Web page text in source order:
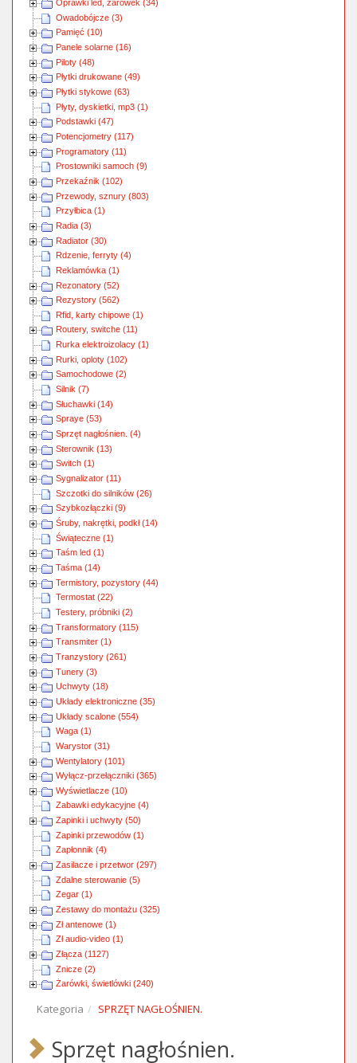
Oprawki led, żarówek (34)
Owadobójcze (3)
Pamięć (10)
Panele solarne (16)
Piloty (48)
Płytki drukowane (49)
Płytki stykowe (63)
Płyty, dyskietki, mp3 (1)
Podstawki (47)
Potencjometry (117)
Programatory (11)
Prostowniki samoch (9)
Przekaźnik (102)
Przewody, sznury (803)
Przyłbica (1)
Radia (3)
Radiator (30)
Rdzenie, ferryty (4)
Reklamówka (1)
Rezonatory (52)
Rezystory (562)
Rfid, karty chipowe (1)
Routery, switche (11)
Rurka elektroizolacy (1)
Rurki, oploty (102)
Samochodowe (2)
Silnik (7)
Słuchawki (14)
Spraye (53)
Sprzęt nagłośnien. (4)
Sterownik (13)
Switch (1)
Sygnalizator (11)
Szczotki do silników (26)
Szybkozłączki (9)
Śruby, nakrętki, podkł (14)
Świąteczne (1)
Taśm led (1)
Taśma (14)
Termistory, pozystory (44)
Termostat (22)
Testery, próbniki (2)
Transformatory (115)
Transmiter (1)
Tranzystory (261)
Tunery (3)
Uchwyty (18)
Układy elektroniczne (35)
Układy scalone (554)
Waga (1)
Warystor (31)
Wentylatory (101)
Wyłącz-przełączniki (365)
Wyświetlacze (10)
Zabawki edykacyjne (4)
Zapinki i uchwyty (50)
Zapinki przewodów (1)
Zapłonnik (4)
Zasilacze i przetwor (297)
Zdalne sterowanie (5)
Zegar (1)
Zestawy do montażu (325)
Zł antenowe (1)
Zł audio-video (1)
Złącza (1127)
Znicze (2)
Żarówki, świetlówki (240)
Kategoria SPRZĘT NAGŁOŚNIEN.
Sprzęt nagłośnien.